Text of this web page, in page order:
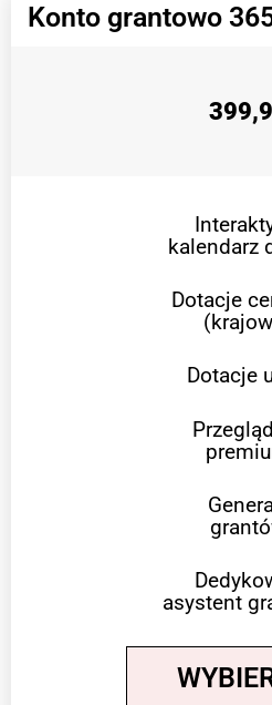
Konto grantowo
kalendarz
Dotacje
Dotacje
asystent